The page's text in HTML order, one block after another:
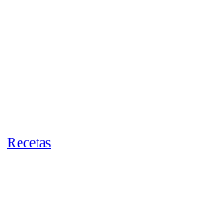
Recetas